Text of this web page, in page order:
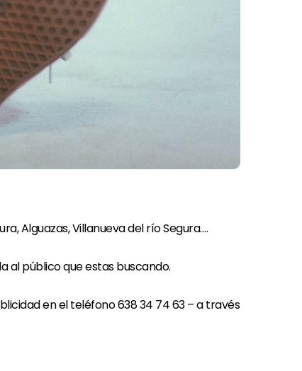
Alguazas, Villanueva del río Segura….
al público que estas buscando.
en el teléfono 638 34 74 63 – a través